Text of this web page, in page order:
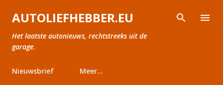
Doorgaan naar hoofdcontent
AUTOLIEFHEBBER.EU
Het laatste autonieuws, rechtstreeks uit de
garage.
Nieuwsbrief Meer…